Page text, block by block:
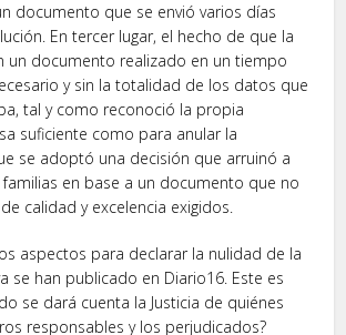
documento que se envió varios días
En tercer lugar, el hecho de que la
un documento realizado en un tiempo
y sin la totalidad de los datos que
tal y como reconoció la propia
suficiente como para anular la
se adoptó una decisión que arruinó a
en base a un documento que no
calidad y excelencia exigidos.
aspectos para declarar la nulidad de la
se han publicado en Diario16. Este es
se dará cuenta la Justicia de quiénes
responsables y los perjudicados?